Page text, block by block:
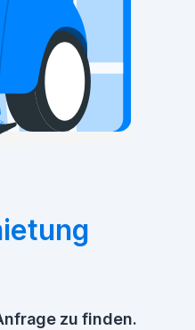
zu finden.